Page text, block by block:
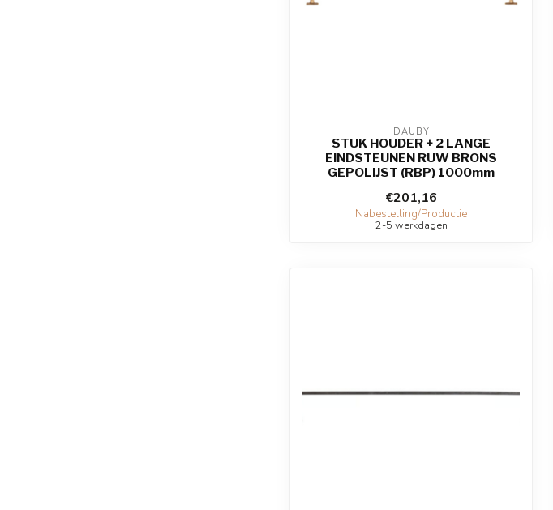
DAUBY
STUK HOUDER + 2 LANGE
EINDSTEUNEN RUW BRONS
GEPOLIJST (RBP) 1000mm
€201,16
Nabestelling/Productie
2-5 werkdagen